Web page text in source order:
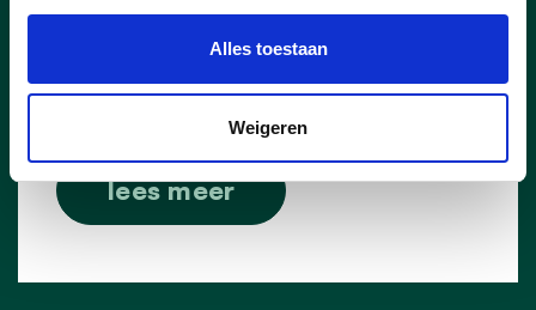
Alles toestaan
Weigeren
Zaterdag 27 juni is GC Klein Boom 'the
lees meer